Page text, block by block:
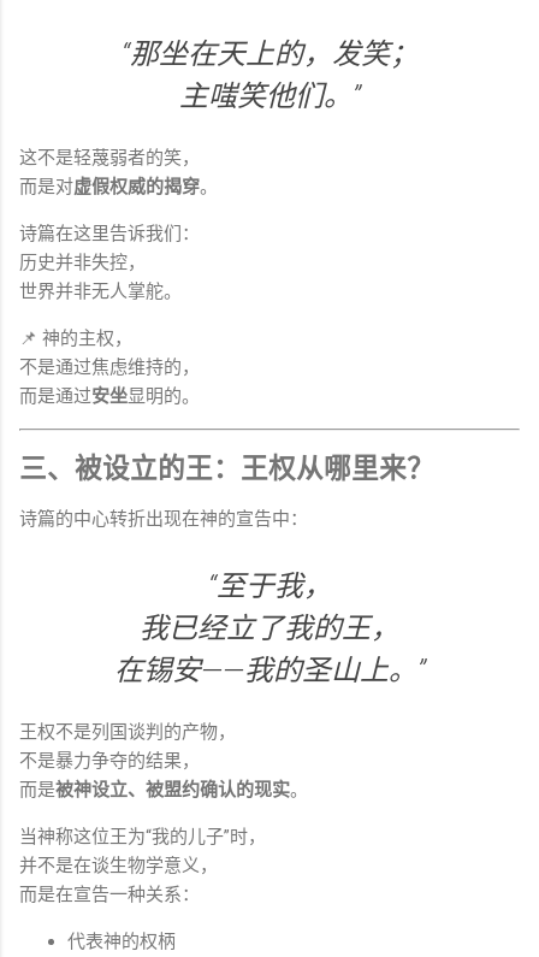
“那坐在天上的，发笑；
主嗤笑他们。”
这不是轻蔑弱者的笑，
而是对虚假权威的揭穿。
诗篇在这里告诉我们：
历史并非失控，
世界并非无人掌舵。
📌 神的主权，
不是通过焦虑维持的，
而是通过安坐显明的。
三、被设立的王：王权从哪里来？
诗篇的中心转折出现在神的宣告中：
“至于我，
我已经立了我的王，
在锡安——我的圣山上。”
王权不是列国谈判的产物，
不是暴力争夺的结果，
而是被神设立、被盟约确认的现实。
当神称这位王为“我的儿子”时，
并不是在谈生物学意义，
而是在宣告一种关系：
代表神的权柄